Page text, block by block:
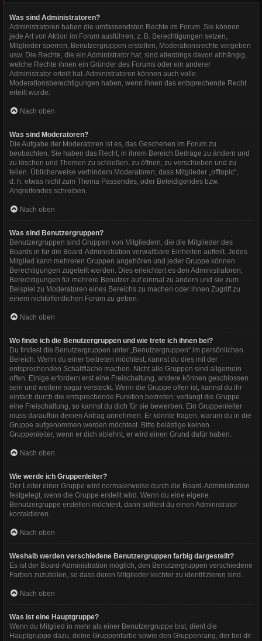
Was sind Administratoren?
Administratoren haben die umfassendsten Rechte im Forum. Sie können
jede Art von Aktion im Forum ausführen; z. B. Berechtigungen setzen,
Mitglieder sperren, Benutzergruppen erstellen, Moderationsrechte vergeben
usw. Die Rechte, die ein Administrator hat, sind allerdings davon abhängig,
welche Rechte ihnen ein Gründer des Forums oder ein anderer
Administrator erteilt hat. Administratoren können auch volle
Moderationsberechtigungen haben, wenn ihnen das entsprechende Recht
erteilt wurde.
Nach oben
Was sind Moderatoren?
Die Aufgabe der Moderatoren ist es, das Geschehen im Forum zu
beobachten. Sie haben das Recht, in ihrem Bereich Beiträge zu ändern und
zu löschen und Themen zu schließen, zu öffnen, zu verschieben und zu
teilen. Üblicherweise verhindern Moderatoren, dass Mitglieder „offtopic“,
d. h. etwas nicht zum Thema Passendes, oder Beleidigendes bzw.
Angreifendes schreiben.
Nach oben
Was sind Benutzergruppen?
Benutzergruppen sind Gruppen von Mitgliedern, die die Mitglieder des
Boards in für die Board-Administration verwaltbare Einheiten aufteilt. Jedes
Mitglied kann mehreren Gruppen angehören und jeder Gruppe können
Berechtigungen zugeteilt werden. Dies erleichtert es den Administratoren,
Berechtigungen für mehrere Benutzer auf einmal zu ändern und sie zum
Beispiel zu Moderatoren eines Bereichs zu machen oder ihnen Zugriff zu
einem nichtöffentlichen Forum zu geben.
Nach oben
Wo finde ich die Benutzergruppen und wie trete ich ihnen bei?
Du findest die Benutzergruppen unter „Benutzergruppen“ im persönlichen
Bereich. Wenn du einer beitreten möchtest, kannst du dies mit der
entsprechenden Schaltfläche machen. Nicht alle Gruppen sind allgemein
offen. Einige erfordern erst eine Freischaltung, andere können geschlossen
sein und weitere sogar versteckt. Wenn die Gruppe offen ist, kannst du ihr
einfach durch die entsprechende Funktion beitreten; verlangt die Gruppe
eine Freischaltung, so kannst du dich für sie bewerben. Ein Gruppenleiter
muss daraufhin deinen Antrag annehmen. Er könnte fragen, warum du in die
Gruppe aufgenommen werden möchtest. Bitte belästige keinen
Gruppenleiter, wenn er dich ablehnt, er wird einen Grund dafür haben.
Nach oben
Wie werde ich Gruppenleiter?
Der Leiter einer Gruppe wird normalerweise durch die Board-Administration
festgelegt, wenn die Gruppe erstellt wird. Wenn du eine eigene
Benutzergruppe erstellen möchtest, dann solltest du einen Administrator
kontaktieren.
Nach oben
Weshalb werden verschiedene Benutzergruppen farbig dargestellt?
Es ist der Board-Administration möglich, den Benutzergruppen verschiedene
Farben zuzuteilen, so dass deren Mitglieder leichter zu identifizieren sind.
Nach oben
Was ist eine Hauptgruppe?
Wenn du Mitglied in mehr als einer Benutzergruppe bist, dient die
Hauptgruppe dazu, deine Gruppenfarbe sowie den Gruppenrang, der bei dir